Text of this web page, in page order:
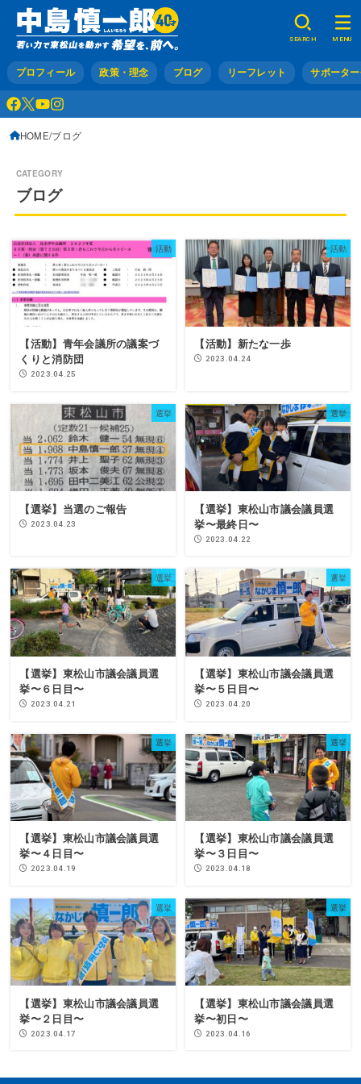
プロフィール 政策・理念 ブログ リーフレット サポータ
SEARCH MENU
HOME ブログ
ブログ
活動
【活動】青年会議所の議案づ
くりと消防団
2023.04.25
活動
【活動】新たな一歩
2023.04.24
選挙
【選挙】当選のご報告
2023.04.23
選挙
【選挙】東松山市議会議員選
挙〜最終日〜
2023.04.22
選挙
【選挙】東松山市議会議員選
挙〜６日目〜
2023.04.21
選挙
【選挙】東松山市議会議員選
挙〜５日目〜
2023.04.20
選挙
【選挙】東松山市議会議員選
挙〜４日目〜
2023.04.19
選挙
【選挙】東松山市議会議員選
挙〜３日目〜
2023.04.18
選挙
【選挙】東松山市議会議員選
挙〜２日目〜
2023.04.17
選挙
【選挙】東松山市議会議員選
挙〜初日〜
2023.04.16